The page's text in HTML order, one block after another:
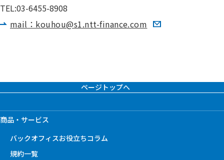
TEL:03-6455-8908
mail：kouhou@s1.ntt-finance.com
ページトップへ
商品・サービス
バックオフィスお役立ちコラム
規約一覧